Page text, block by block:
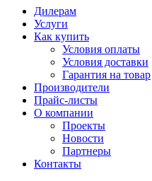
Дилерам
Услуги
Как купить
Условия оплаты
Условия доставки
Гарантия на товар
Производители
Прайс-листы
О компании
Проекты
Новости
Партнеры
Контакты